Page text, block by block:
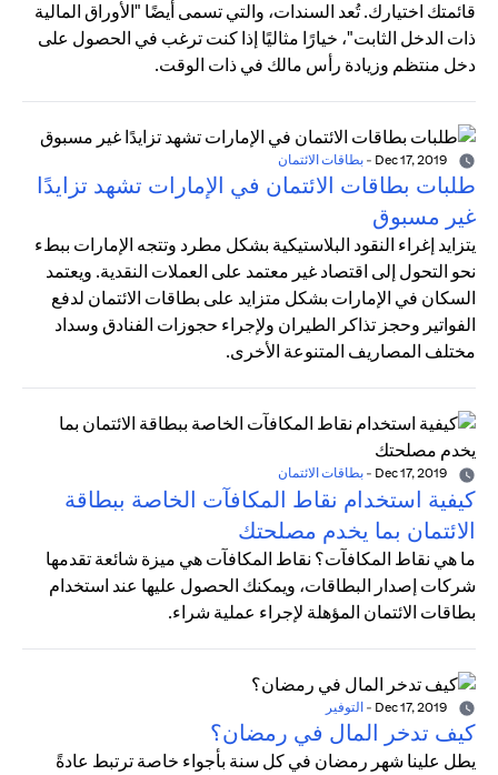
قائمتك اختيارك. تُعد السندات، والتي تسمى أيضًا "الأوراق المالية
ذات الدخل الثابت"، خيارًا مثاليًا إذا كنت ترغب في الحصول على
دخل منتظم وزيادة رأس مالك في ذات الوقت.
- بطاقات الائتمان
طلبات بطاقات الائتمان في الإمارات تشهد تزايدًا
غير مسبوق
يتزايد إغراء النقود البلاستيكية بشكل مطرد وتتجه الإمارات ببطء
نحو التحول إلى اقتصاد غير معتمد على العملات النقدية. ويعتمد
السكان في الإمارات بشكل متزايد على بطاقات الائتمان لدفع
الفواتير وحجز تذاكر الطيران ولإجراء حجوزات الفنادق وسداد
مختلف المصاريف المتنوعة الأخرى.
- بطاقات الائتمان
كيفية استخدام نقاط المكافآت الخاصة ببطاقة
الائتمان بما يخدم مصلحتك
ما هي نقاط المكافآت؟ نقاط المكافآت هي ميزة شائعة تقدمها
شركات إصدار البطاقات، ويمكنك الحصول عليها عند استخدام
بطاقات الائتمان المؤهلة لإجراء عملية شراء.
- التوفير
كيف تدخر المال في رمضان؟
يطل علينا شهر رمضان في كل سنة بأجواء خاصة ترتبط عادةً